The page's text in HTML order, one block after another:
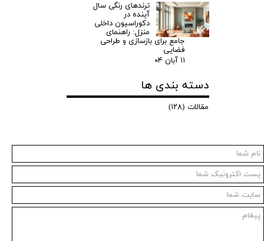
ترندهای رنگی سال
آینده در
دکوراسیون داخلی
منزل: راهنمای
جامع برای بازسازی و طراحی
فضایی
۱۱ آبان ۰۴
دسته بندی ها
مقالات (۱۲۸)